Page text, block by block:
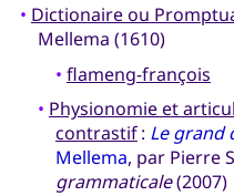
• Dictionaire ou
Mellema (1610)
• flameng-françois
• Physionomie et
contrastif: Le grand
Mellema, par Pierre
grammaticale(2007)